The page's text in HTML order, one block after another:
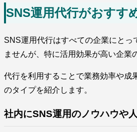
SNS運用代行がおすす
SNS運用代行はすべての企業にとっ
ませんが、特に活用効果が高い企業
代行を利用することで業務効率や成
のタイプを紹介します。
社内にSNS運用のノウハウや